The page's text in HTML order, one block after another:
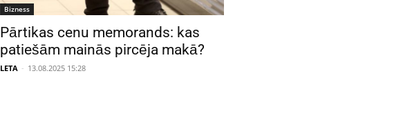
Bizness
Pārtikas cenu memorands: kas
patiešām mainās pircēja makā?
LETA - 13.08.2025 15:28